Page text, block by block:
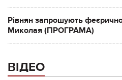
Рівнян запрошують
Миколая (ПРОГРАМА)
ВІДЕО